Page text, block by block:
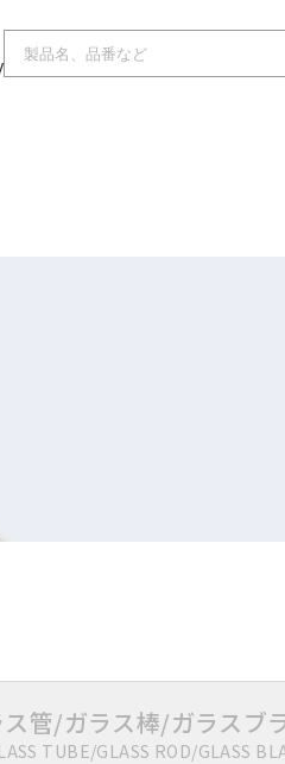
ス管/ガラス棒/ガラスブ
TUBE/GLASS ROD/GLASS